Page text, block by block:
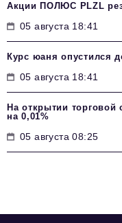
Акции ПОЛЮС PLZL
05 августа 18:41
Курс юаня опустился
05 августа 18:41
На открытии
на 0,01%
05 августа 08:25